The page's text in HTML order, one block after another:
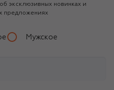
эксклюзивных новинках и
предложениях
Мужское